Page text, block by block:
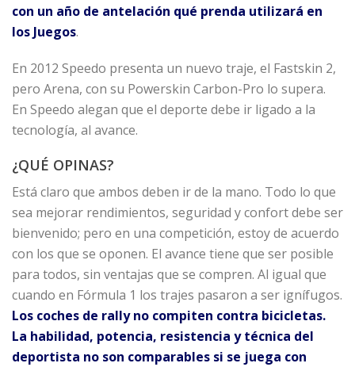
con un año de antelación qué prenda utilizará en
los Juegos.
En 2012 Speedo presenta un nuevo traje, el Fastskin 2,
pero Arena, con su Powerskin Carbon-Pro lo supera.
En Speedo alegan que el deporte debe ir ligado a la
tecnología, al avance.
¿QUÉ OPINAS?
Está claro que ambos deben ir de la mano. Todo lo que
sea mejorar rendimientos, seguridad y confort debe ser
bienvenido; pero en una competición, estoy de acuerdo
con los que se oponen. El avance tiene que ser posible
para todos, sin ventajas que se compren. Al igual que
cuando en Fórmula 1 los trajes pasaron a ser ignífugos.
Los coches de rally no compiten contra bicicletas.
La habilidad, potencia, resistencia y técnica del
deportista no son comparables si se juega con